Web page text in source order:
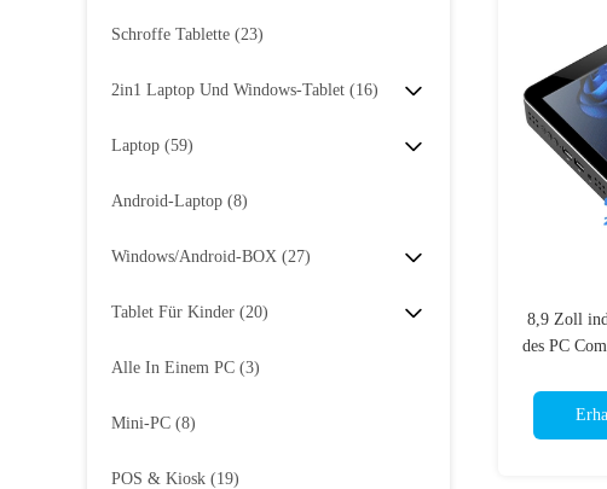
Schroffe Tablette (23)
2in1 Laptop Und Windows-Tablet (16)
Laptop (59)
Android-Laptop (8)
Windows/Android-BOX (27)
Tablet Für Kinder (20)
Alle In Einem PC (3)
Mini-PC (8)
POS & Kiosk (19)
8,9 Zoll
des PC